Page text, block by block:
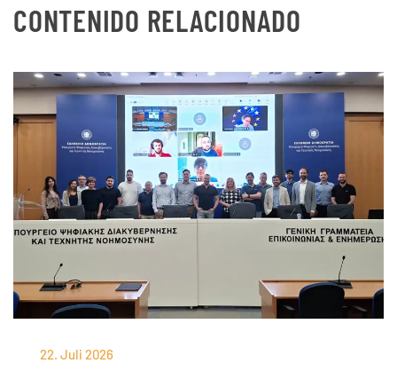
CONTENIDO RELACIONADO
22. Juli 2026